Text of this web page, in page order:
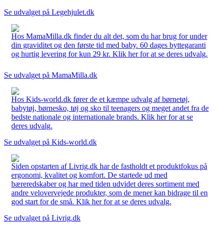
Se udvalget på Legehjulet.dk
Hos MamaMilla.dk finder du alt det, som du har brug for under
din graviditet og den første tid med baby. 60 dages byttegaranti
og hurtig levering for kun 29 kr. Klik her for at se deres udvalg.
Se udvalget på MamaMilla.dk
Hos Kids-world.dk fører de et kæmpe udvalg af børnetøj,
babytøj, børnesko, tøj og sko til teenagers og meget andet fra de
bedste nationale og internationale brands. Klik her for at se
deres udvalg.
Se udvalget på Kids-world.dk
Siden opstarten af Livrig.dk har de fastholdt et produktfokus på
ergonomi, kvalitet og komfort. De startede ud med
bæreredskaber og har med tiden udvidet deres sortiment med
andre velovervejede produkter, som de mener kan bidrage til en
god start for de små. Klik her for at se deres udvalg.
Se udvalget på Livrig.dk